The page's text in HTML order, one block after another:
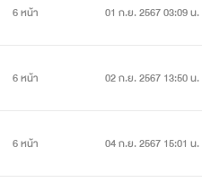
6 หน้า 01 ก.ย. 2567 03:09 น.
6 หน้า 02 ก.ย. 2567 13:50 น.
6 หน้า 04 ก.ย. 2567 15:01 น.